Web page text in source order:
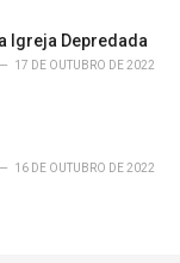
Igreja Depredada
17 DE OUTUBRO DE 2022
16 DE OUTUBRO DE 2022